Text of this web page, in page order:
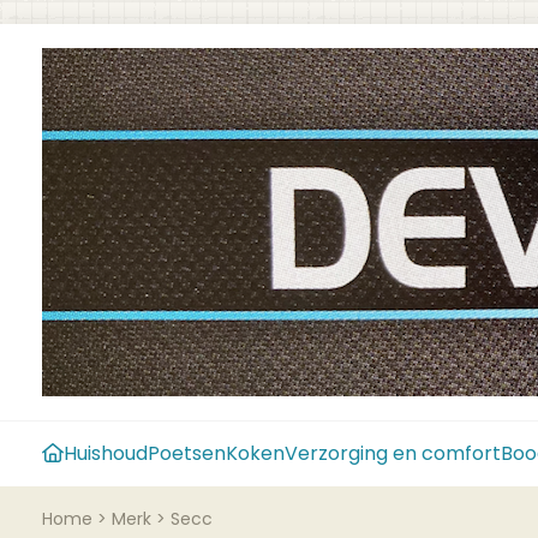
HuishoudPoetsenKokenVerzorging en comfort
Home > Merk > Secc